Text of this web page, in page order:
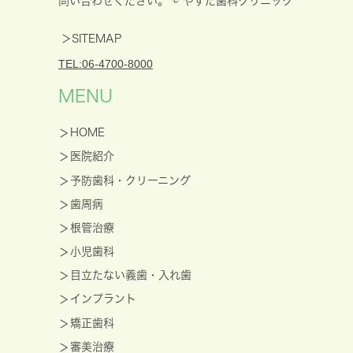
＞SITEMAP
TEL:06-4700-8000
MENU
HOME
医院紹介
予防歯科・クリーニング
歯周病
根管治療
小児歯科
目立たない義歯・入れ歯
インプラント
矯正歯科
審美治療